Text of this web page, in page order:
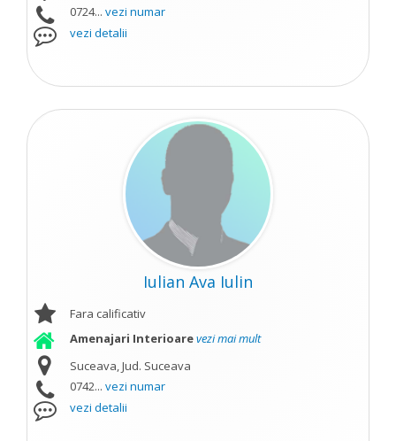
0724... vezi numar
vezi detalii
Iulian Ava Iulin
Fara calificativ
Amenajari Interioarevezi mai mult
Suceava, Jud. Suceava
0742... vezi numar
vezi detalii